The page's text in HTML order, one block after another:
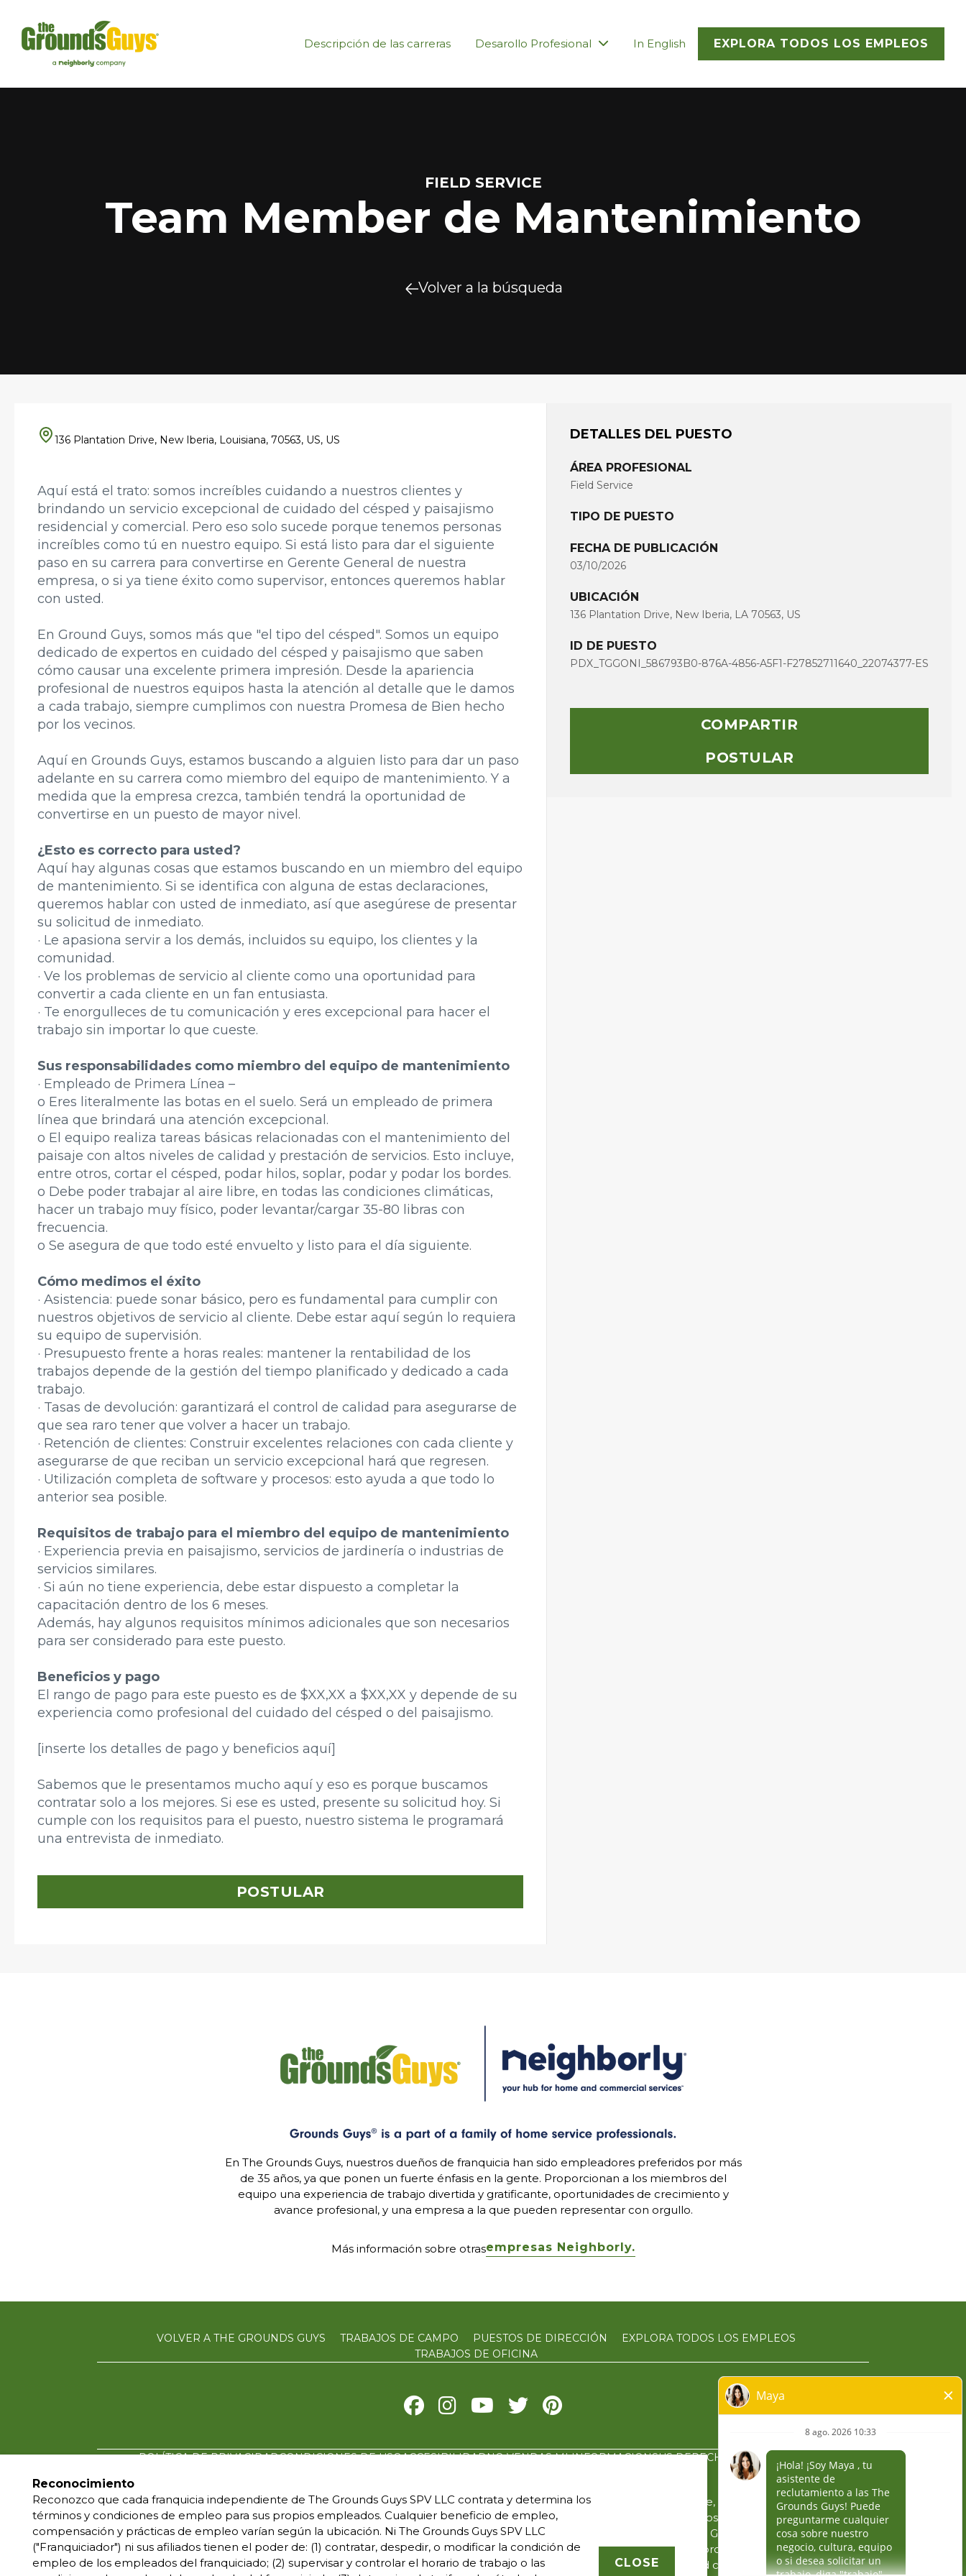
Descripción de las carreras Desarollo Profesional In English EXPLORA TODOS LOS EMPLEOS
FIELD SERVICE
Team Member de Mantenimiento
Volver a la búsqueda
DETALLES DEL PUESTO
ÁREA PROFESIONAL
Field Service
TIPO DE PUESTO
FECHA DE PUBLICACIÓN
03/10/2026
UBICACIÓN
136 Plantation Drive, New Iberia, LA 70563, US
ID DE PUESTO
PDX_TGGONI_586793B0-876A-4856-A5F1-F27852711640_22074377-ES
COMPARTIR
POSTULAR
136 Plantation Drive, New Iberia, Louisiana, 70563, US, US
Aquí está el trato: somos increíbles cuidando a nuestros clientes y
brindando un servicio excepcional de cuidado del césped y paisajismo
residencial y comercial. Pero eso solo sucede porque tenemos personas
increíbles como tú en nuestro equipo. Si está listo para dar el siguiente
paso en su carrera para convertirse en Gerente General de nuestra
empresa, o si ya tiene éxito como supervisor, entonces queremos hablar
con usted.
En Ground Guys, somos más que "el tipo del césped". Somos un equipo
dedicado de expertos en cuidado del césped y paisajismo que saben
cómo causar una excelente primera impresión. Desde la apariencia
profesional de nuestros equipos hasta la atención al detalle que le damos
a cada trabajo, siempre cumplimos con nuestra Promesa de Bien hecho
por los vecinos.
Aquí en Grounds Guys, estamos buscando a alguien listo para dar un paso
adelante en su carrera como miembro del equipo de mantenimiento. Y a
medida que la empresa crezca, también tendrá la oportunidad de
convertirse en un puesto de mayor nivel.
¿Esto es correcto para usted?
Aquí hay algunas cosas que estamos buscando en un miembro del equipo
de mantenimiento. Si se identifica con alguna de estas declaraciones,
queremos hablar con usted de inmediato, así que asegúrese de presentar
su solicitud de inmediato.
· Le apasiona servir a los demás, incluidos su equipo, los clientes y la
comunidad.
· Ve los problemas de servicio al cliente como una oportunidad para
convertir a cada cliente en un fan entusiasta.
· Te enorgulleces de tu comunicación y eres excepcional para hacer el
trabajo sin importar lo que cueste.
Sus responsabilidades como miembro del equipo de mantenimiento
· Empleado de Primera Línea –
o Eres literalmente las botas en el suelo. Será un empleado de primera
línea que brindará una atención excepcional.
o El equipo realiza tareas básicas relacionadas con el mantenimiento del
paisaje con altos niveles de calidad y prestación de servicios. Esto incluye,
entre otros, cortar el césped, podar hilos, soplar, podar y podar los bordes.
o Debe poder trabajar al aire libre, en todas las condiciones climáticas,
hacer un trabajo muy físico, poder levantar/cargar 35-80 libras con
frecuencia.
o Se asegura de que todo esté envuelto y listo para el día siguiente.
Cómo medimos el éxito
· Asistencia: puede sonar básico, pero es fundamental para cumplir con
nuestros objetivos de servicio al cliente. Debe estar aquí según lo requiera
su equipo de supervisión.
· Presupuesto frente a horas reales: mantener la rentabilidad de los
trabajos depende de la gestión del tiempo planificado y dedicado a cada
trabajo.
· Tasas de devolución: garantizará el control de calidad para asegurarse de
que sea raro tener que volver a hacer un trabajo.
· Retención de clientes: Construir excelentes relaciones con cada cliente y
asegurarse de que reciban un servicio excepcional hará que regresen.
· Utilización completa de software y procesos: esto ayuda a que todo lo
anterior sea posible.
Requisitos de trabajo para el miembro del equipo de mantenimiento
· Experiencia previa en paisajismo, servicios de jardinería o industrias de
servicios similares.
· Si aún no tiene experiencia, debe estar dispuesto a completar la
capacitación dentro de los 6 meses.
Además, hay algunos requisitos mínimos adicionales que son necesarios
para ser considerado para este puesto.
Beneficios y pago
El rango de pago para este puesto es de $XX,XX a $XX,XX y depende de su
experiencia como profesional del cuidado del césped o del paisajismo.
[inserte los detalles de pago y beneficios aquí]
Sabemos que le presentamos mucho aquí y eso es porque buscamos
contratar solo a los mejores. Si ese es usted, presente su solicitud hoy. Si
cumple con los requisitos para el puesto, nuestro sistema le programará
una entrevista de inmediato.
POSTULAR
En The Grounds Guys, nuestros dueños de franquicia han sido empleadores preferidos por más
de 35 años, ya que ponen un fuerte énfasis en la gente. Proporcionan a los miembros del
equipo una experiencia de trabajo divertida y gratificante, oportunidades de crecimiento y
avance profesional, y una empresa a la que pueden representar con orgullo.
Más información sobre otrasempresas Neighborly.
VOLVER A THE GROUNDS GUYS TRABAJOS DE CAMPO PUESTOS DE DIRECCIÓN
EXPLORA TODOS LOS EMPLEOS
TRABAJOS DE OFICINA
POLÍTICA DE PRIVACIDADCONDICIONES DE USOACCESIBILIDADNO VENDAS MI INFORMACIONSUS DERECHOS DE PRIVACIDAD
*Todos los negocios franquiciados y que sean de propiedad y funcionamiento independiente, operan
bajo las marcas, marcas registradas, nombres comerciales, insignias, emblemas, lemas, u otros indicios
de origen de las marcas de servicio, con respecto al sistema de franquicia de The Grounds Guys®,
dentro de un área geográfica especificada. Solamente el negocio franquiciado que sea de propiedad
y funcionamiento independiente, habrá de tener cualquier tipo de interacción o autoridad con su
Reconocimiento
Reconozco que cada franquicia independiente de The Grounds Guys SPV LLC contrata y determina los
términos y condiciones de empleo para sus propios empleados. Cualquier beneficio de empleo,
compensación y prácticas de empleo varían según la ubicación. Ni The Grounds Guys SPV LLC
("Franquiciador") ni sus afiliados tienen el poder de: (1) contratar, despedir, o modificar la condición de
empleo de los empleados del franquiciado; (2) supervisar y controlar el horario de trabajo o las
CLOSE